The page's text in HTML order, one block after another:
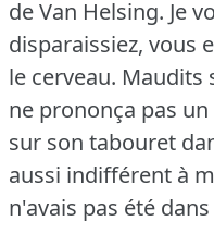
de Van Helsing. Je
disparaissiez, vous
le cerveau. Maudits
ne prononça pas
sur son tabouret
aussi indifférent à
n'avais pas été